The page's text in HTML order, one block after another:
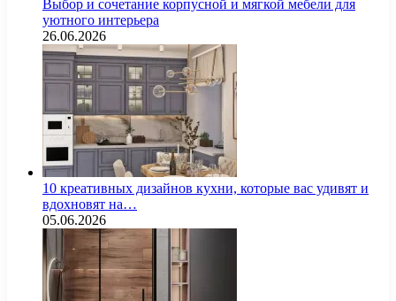
Выбор и сочетание корпусной и мягкой мебели для
уютного интерьера
26.06.2026
10 креативных дизайнов кухни, которые вас удивят и
вдохновят на…
05.06.2026